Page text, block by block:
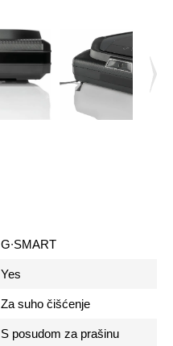
G∙SMART
Yes
Za suho čišćenje
S posudom za prašinu